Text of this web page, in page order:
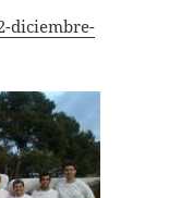
diciembre-